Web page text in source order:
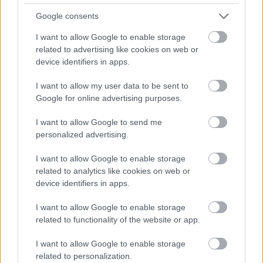
Google consents
I want to allow Google to enable storage
related to advertising like cookies on web or
device identifiers in apps.
I want to allow my user data to be sent to
Google for online advertising purposes.
I want to allow Google to send me
personalized advertising.
I want to allow Google to enable storage
related to analytics like cookies on web or
device identifiers in apps.
I want to allow Google to enable storage
related to functionality of the website or app.
I want to allow Google to enable storage
related to personalization.
Centrocampistas
Segunda fueManu Fusterdel Albacete. El futbolista del
equipo manchego anotó 8 goles y repartió 6 asistencias
para un total de 264 puntos, superando en uno a Pablo de
Blasis del Cartagena. El argentino terminó la campaña con
generadas y pases clave.
Roberto López del Mirandés también brilló con luz propia
que Joni Montiel del Levante con 7 goles, 3 asistencias y
228 puntos. Pepelu (217 puntos) y Jonathan Viera (215) se
quedaron cerca de entrar en el 11 ideal.